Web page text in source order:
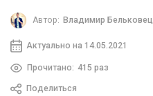
Автор: Владимир
Актуально на 14.05.2021
Прочитано: 415 раз
Поделиться